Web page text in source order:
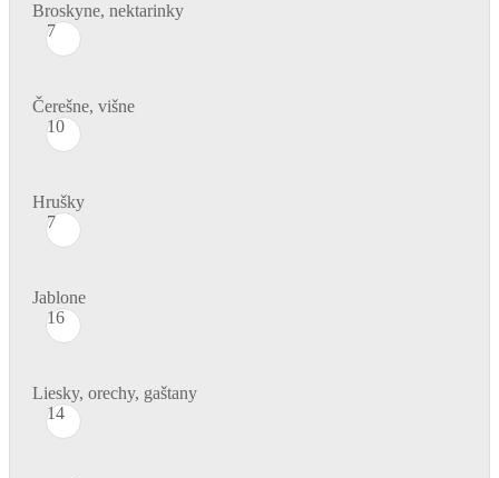
Broskyne, nektarinky
7
Čerešne, višne
10
Hrušky
7
Jablone
16
Liesky, orechy, gaštany
14